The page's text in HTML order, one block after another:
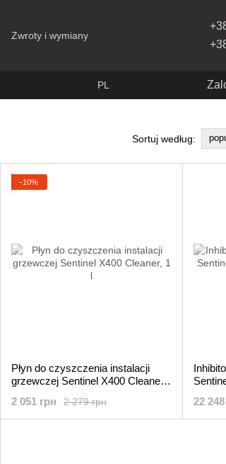
Zwroty i wymiany
PL
Sortuj według:
−10%
Płyn do czyszczenia instalacji
grzewczej Sentinel X400 Cleaner,
2 279 грн
2 051 грн 22